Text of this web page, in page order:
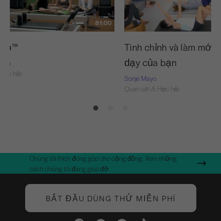
81:00
hỏi
Tinh chỉnh và làm mới
dạy của bạn
Sonje Mayo
Quan sát & Học hỏi
Chúng tôi thích đóng góp cho cộng đồng. Xem những
cách chúng tôi đang giúp đỡ.
BẮT ĐẦU DÙNG THỬ MIỄN PHÍ